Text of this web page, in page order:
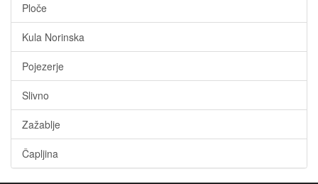
Ploče
Kula Norinska
Pojezerje
Slivno
Zažablje
Čapljina